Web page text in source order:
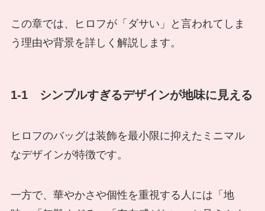
この章では、ヒロフが「ダサい」と言われてしま
う理由や背景を詳しく解説します。
1-1 シンプルすぎるデザインが地味に見える
ヒロフのバッグは装飾を最小限に抑えたミニマル
なデザインが特徴です。
一方で、華やかさや個性を重視する人には「地